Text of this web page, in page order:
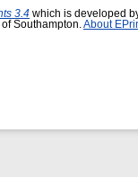
3.4 which is developed
Southampton. About